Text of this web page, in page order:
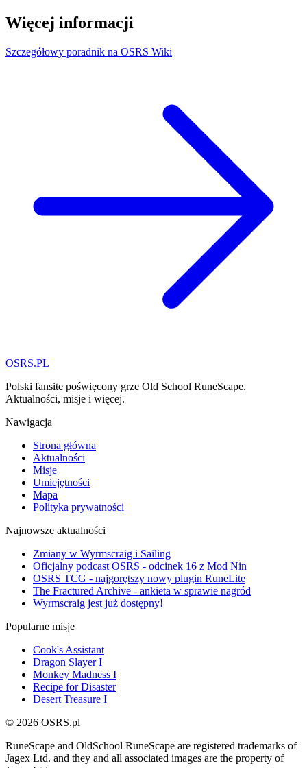
Więcej informacji
Szczegółowy poradnik na OSRS Wiki
OSRS.PL
Polski fansite poświęcony grze Old School RuneScape.
Aktualności, misje i więcej.
Nawigacja
Strona główna
Aktualności
Misje
Umiejętności
Mapa
Polityka prywatności
Najnowsze aktualności
Zmiany w Wyrmscraig i Sailing
Oficjalny podcast OSRS - odcinek 16 z Mod Nin
OSRS TCG - najgorętszy nowy plugin RuneLite
The Fractured Archive - ankieta w sprawie nagród
Wyrmscraig jest już dostępny!
Popularne misje
Cook's Assistant
Dragon Slayer I
Monkey Madness I
Recipe for Disaster
Desert Treasure I
© 2026 OSRS.pl
RuneScape and OldSchool RuneScape are registered trademarks of
Jagex Ltd. and they and all associated images are the property of